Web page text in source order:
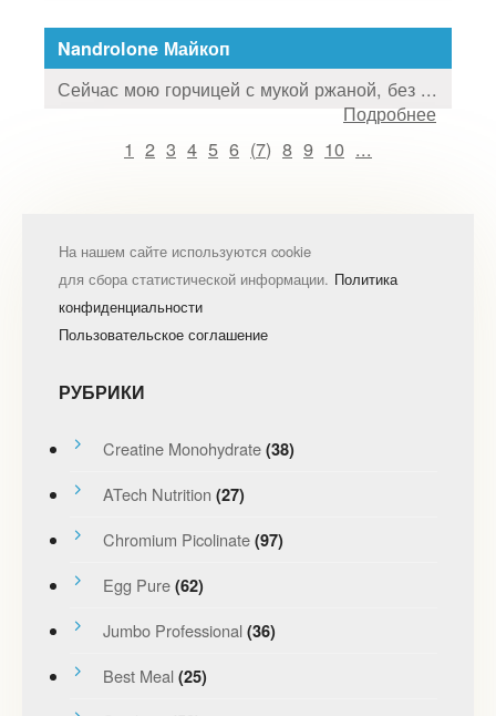
Nandrolone Майкоп
Сейчас мою горчицей с мукой ржаной, без ...
Подробнее
1 2 3 4 5 6 (7) 8 9 10 ...
На нашем сайте используются cookie
для сбора статистической информации. Политика
конфиденциальности
Пользовательское соглашение
РУБРИКИ
Creatine Monohydrate (38)
ATech Nutrition (27)
Chromium Picolinate (97)
Egg Pure (62)
Jumbo Professional (36)
Best Meal (25)